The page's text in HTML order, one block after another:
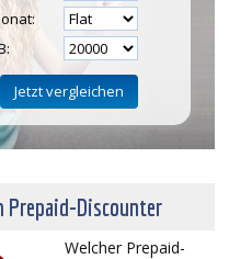
Prepaid-Discounter
Welcher Prepaid-